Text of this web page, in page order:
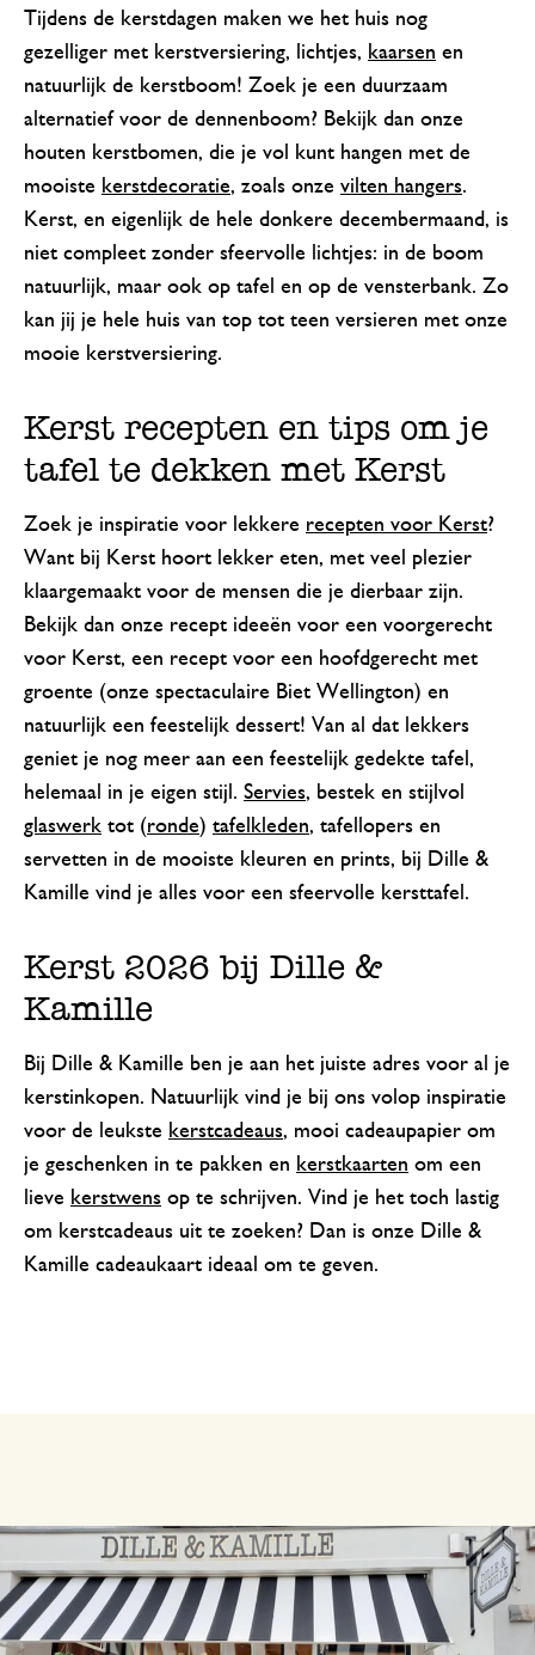
Tijdens de kerstdagen maken we het huis nog
gezelliger met kerstversiering, lichtjes, kaarsen en
natuurlijk de kerstboom! Zoek je een duurzaam
alternatief voor de dennenboom? Bekijk dan onze
houten kerstbomen, die je vol kunt hangen met de
mooiste kerstdecoratie, zoals onze vilten hangers.
Kerst, en eigenlijk de hele donkere decembermaand, is
niet compleet zonder sfeervolle lichtjes: in de boom
natuurlijk, maar ook op tafel en op de vensterbank. Zo
kan jij je hele huis van top tot teen versieren met onze
mooie kerstversiering.
Kerst recepten en tips om je
tafel te dekken met Kerst
Zoek je inspiratie voor lekkere recepten voor Kerst?
Want bij Kerst hoort lekker eten, met veel plezier
klaargemaakt voor de mensen die je dierbaar zijn.
Bekijk dan onze recept ideeën voor een voorgerecht
voor Kerst, een recept voor een hoofdgerecht met
groente (onze spectaculaire Biet Wellington) en
natuurlijk een feestelijk dessert! Van al dat lekkers
geniet je nog meer aan een feestelijk gedekte tafel,
helemaal in je eigen stijl. Servies, bestek en stijlvol
glaswerk tot (ronde) tafelkleden, tafellopers en
servetten in de mooiste kleuren en prints, bij Dille &
Kamille vind je alles voor een sfeervolle kersttafel.
Kerst 2026 bij Dille &
Kamille
Bij Dille & Kamille ben je aan het juiste adres voor al je
kerstinkopen. Natuurlijk vind je bij ons volop inspiratie
voor de leukste kerstcadeaus, mooi cadeaupapier om
je geschenken in te pakken en kerstkaarten om een
lieve kerstwens op te schrijven. Vind je het toch lastig
om kerstcadeaus uit te zoeken? Dan is onze Dille &
Kamille cadeaukaart ideaal om te geven.